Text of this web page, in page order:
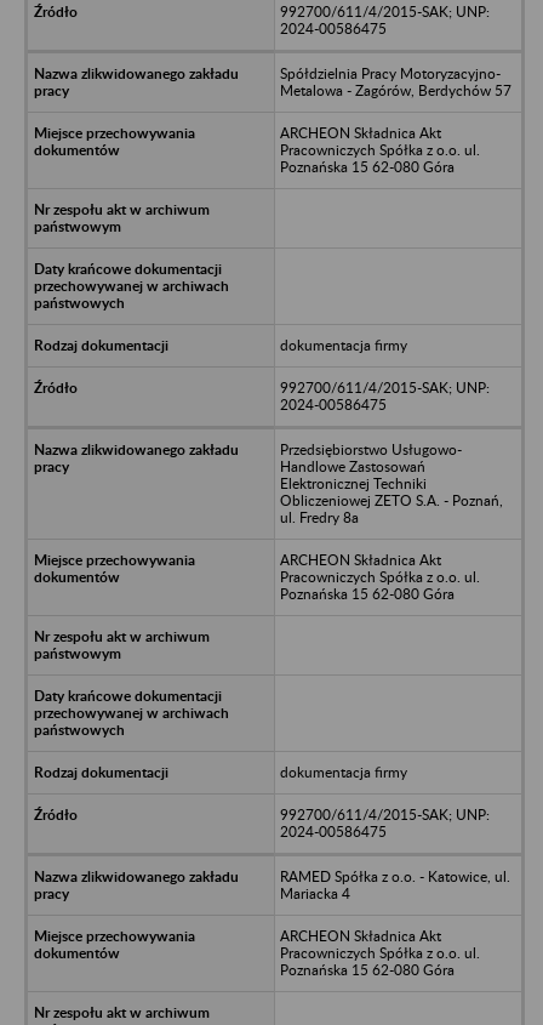
992700/611/4/2015-SAK; UNP:
2024-00586475
Spółdzielnia Pracy Motoryzacyjno-
Metalowa - Zagórów, Berdychów 57
ARCHEON Składnica Akt
Pracowniczych Spółka z o.o. ul.
Poznańska 15 62-080 Góra
dokumentacja firmy
992700/611/4/2015-SAK; UNP:
2024-00586475
Przedsiębiorstwo Usługowo-
Handlowe Zastosowań
Elektronicznej Techniki
Obliczeniowej ZETO S.A. - Poznań,
ul. Fredry 8a
ARCHEON Składnica Akt
Pracowniczych Spółka z o.o. ul.
Poznańska 15 62-080 Góra
dokumentacja firmy
992700/611/4/2015-SAK; UNP:
2024-00586475
RAMED Spółka z o.o. - Katowice, ul.
Mariacka 4
ARCHEON Składnica Akt
Pracowniczych Spółka z o.o. ul.
Poznańska 15 62-080 Góra